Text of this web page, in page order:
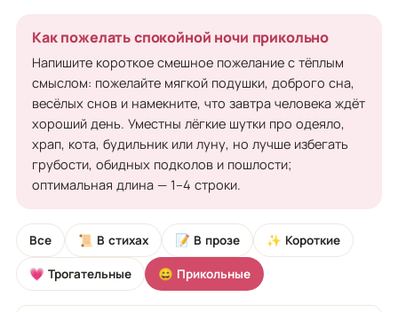
Как пожелать спокойной ночи прикольно
Напишите короткое смешное пожелание с тёплым
смыслом: пожелайте мягкой подушки, доброго сна,
весёлых снов и намекните, что завтра человека ждёт
хороший день. Уместны лёгкие шутки про одеяло,
храп, кота, будильник или луну, но лучше избегать
грубости, обидных подколов и пошлости;
оптимальная длина — 1–4 строки.
Все 📜 В стихах 📝 В прозе ✨ Короткие
💗 Трогательные 😄 Прикольные